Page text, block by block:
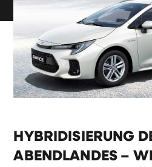
HYBRIDISIERUNG
ABENDLANDES –